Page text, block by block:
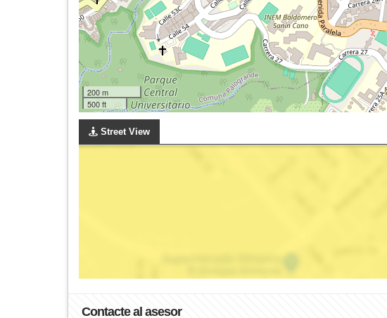
200 m
500 ft
Street View
Contacte al asesor